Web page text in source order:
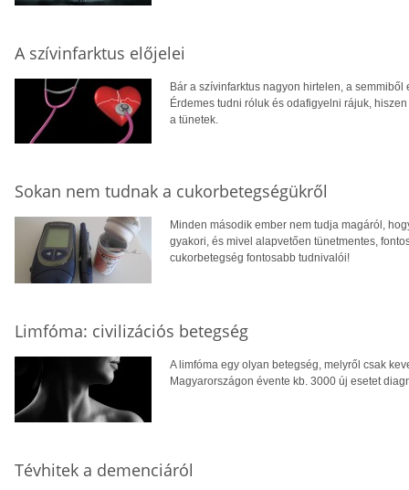
A szívinfarktus előjelei
Bár a szívinfarktus nagyon hirtelen, a
Érdemes tudni róluk és odafigyelni rájuk,
a tünetek.
Sokan nem tudnak a cukorbetegségükről
Minden második ember nem tudja magáról,
gyakori, és mivel alapvetően tünetmentes,
cukorbetegség fontosabb tudnivalói!
Limfóma: civilizációs betegség
A limfóma egy olyan betegség, melyről csak
Magyarországon évente kb. 3000 új esetet
Tévhitek a demenciáról